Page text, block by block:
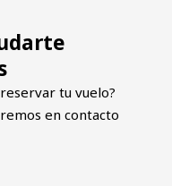
tu vuelo?
en contacto